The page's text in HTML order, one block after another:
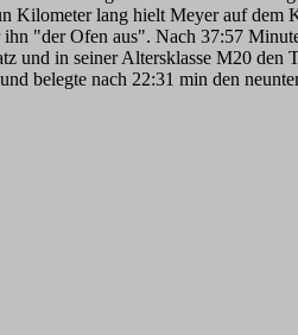
Kilometer lang hielt Meyer auf dem
"der Ofen aus". Nach 37:57
und in seiner Altersklasse M20 den
belegte nach 22:31 min den